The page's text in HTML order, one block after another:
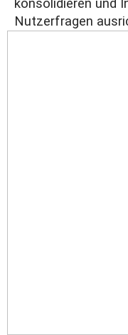
konsolidieren und
Nutzerfragen